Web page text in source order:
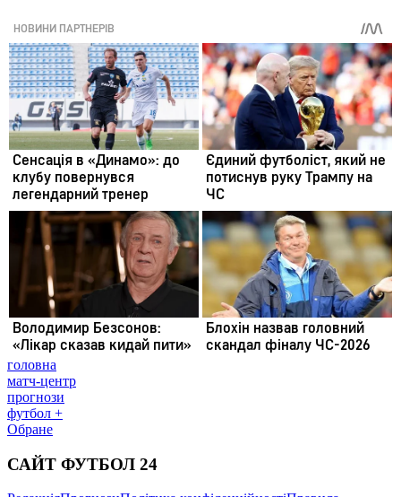
головна
матч-центр
прогнози
футбол +
Обране
САЙТ ФУТБОЛ 24